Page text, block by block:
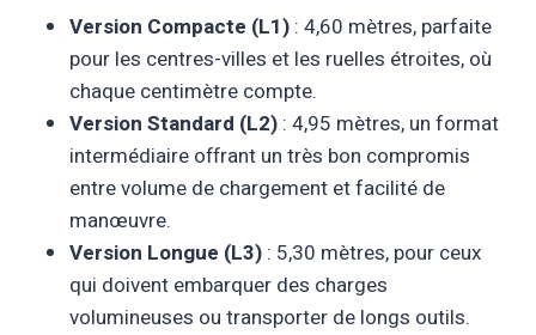
Version Compacte (L1) : 4,60 mètres, parfaite
pour les centres-villes et les ruelles étroites, où
chaque centimètre compte.
Version Standard (L2) : 4,95 mètres, un format
intermédiaire offrant un très bon compromis
entre volume de chargement et facilité de
manœuvre.
Version Longue (L3) : 5,30 mètres, pour ceux
qui doivent embarquer des charges
volumineuses ou transporter de longs outils.